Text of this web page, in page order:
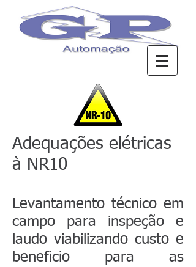
Adequações elétricas
à NR10
Levantamento técnico em
campo para inspeção e
laudo viabilizando custo e
beneficio para as